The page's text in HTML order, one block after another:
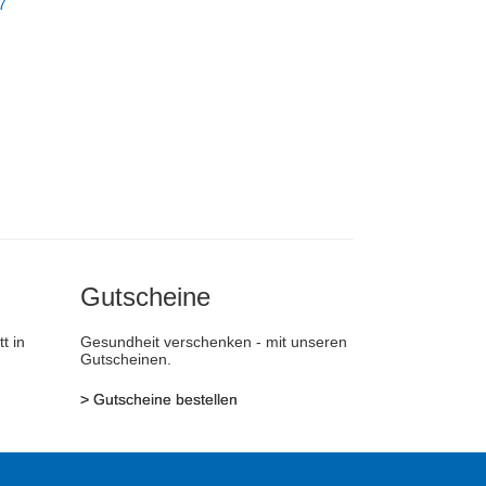
in
Gutscheine
Gesundheit verschenken - mit unseren
Gutscheinen.
> Gutscheine bestellen